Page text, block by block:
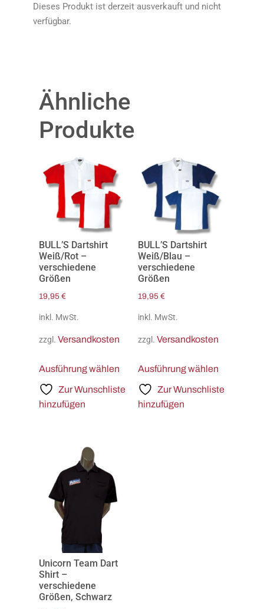
Dieses Produkt ist derzeit ausverkauft und nicht
verfügbar.
Ähnliche
Produkte
BULL’S Dartshirt
Weiß/Rot –
verschiedene
Größen
19,95 €
inkl. MwSt.
zzgl. Versandkosten
Ausführung wählen
Zur Wunschliste
hinzufügen
BULL’S Dartshirt
Weiß/Blau –
verschiedene
Größen
19,95 €
inkl. MwSt.
zzgl. Versandkosten
Ausführung wählen
Zur Wunschliste
hinzufügen
Unicorn Team Dart
Shirt –
verschiedene
Größen, Schwarz